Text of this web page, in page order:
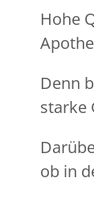
Hohe
Denn
starke
ob in